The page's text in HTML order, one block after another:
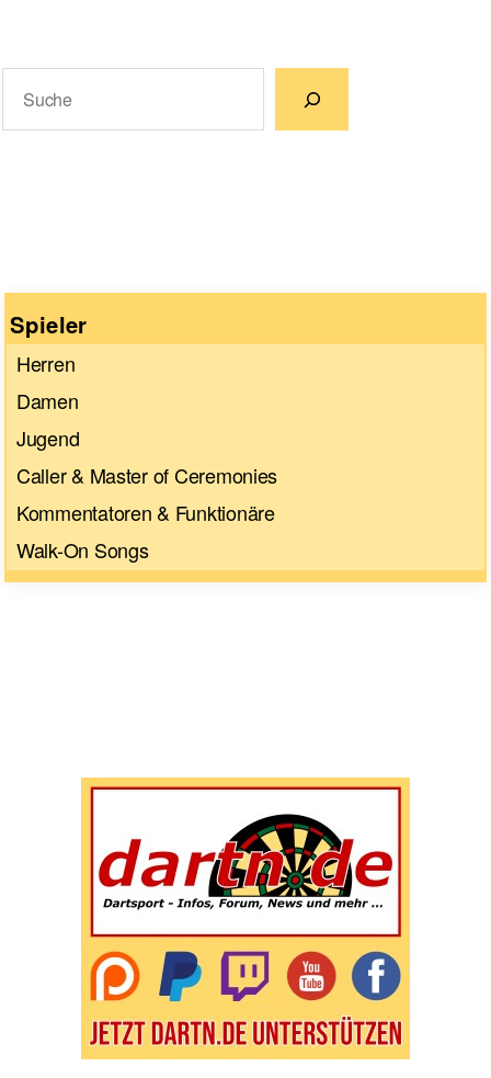
Spieler
Herren
Damen
Jugend
Caller & Master of Ceremonies
Kommentatoren & Funktionäre
Walk-On Songs